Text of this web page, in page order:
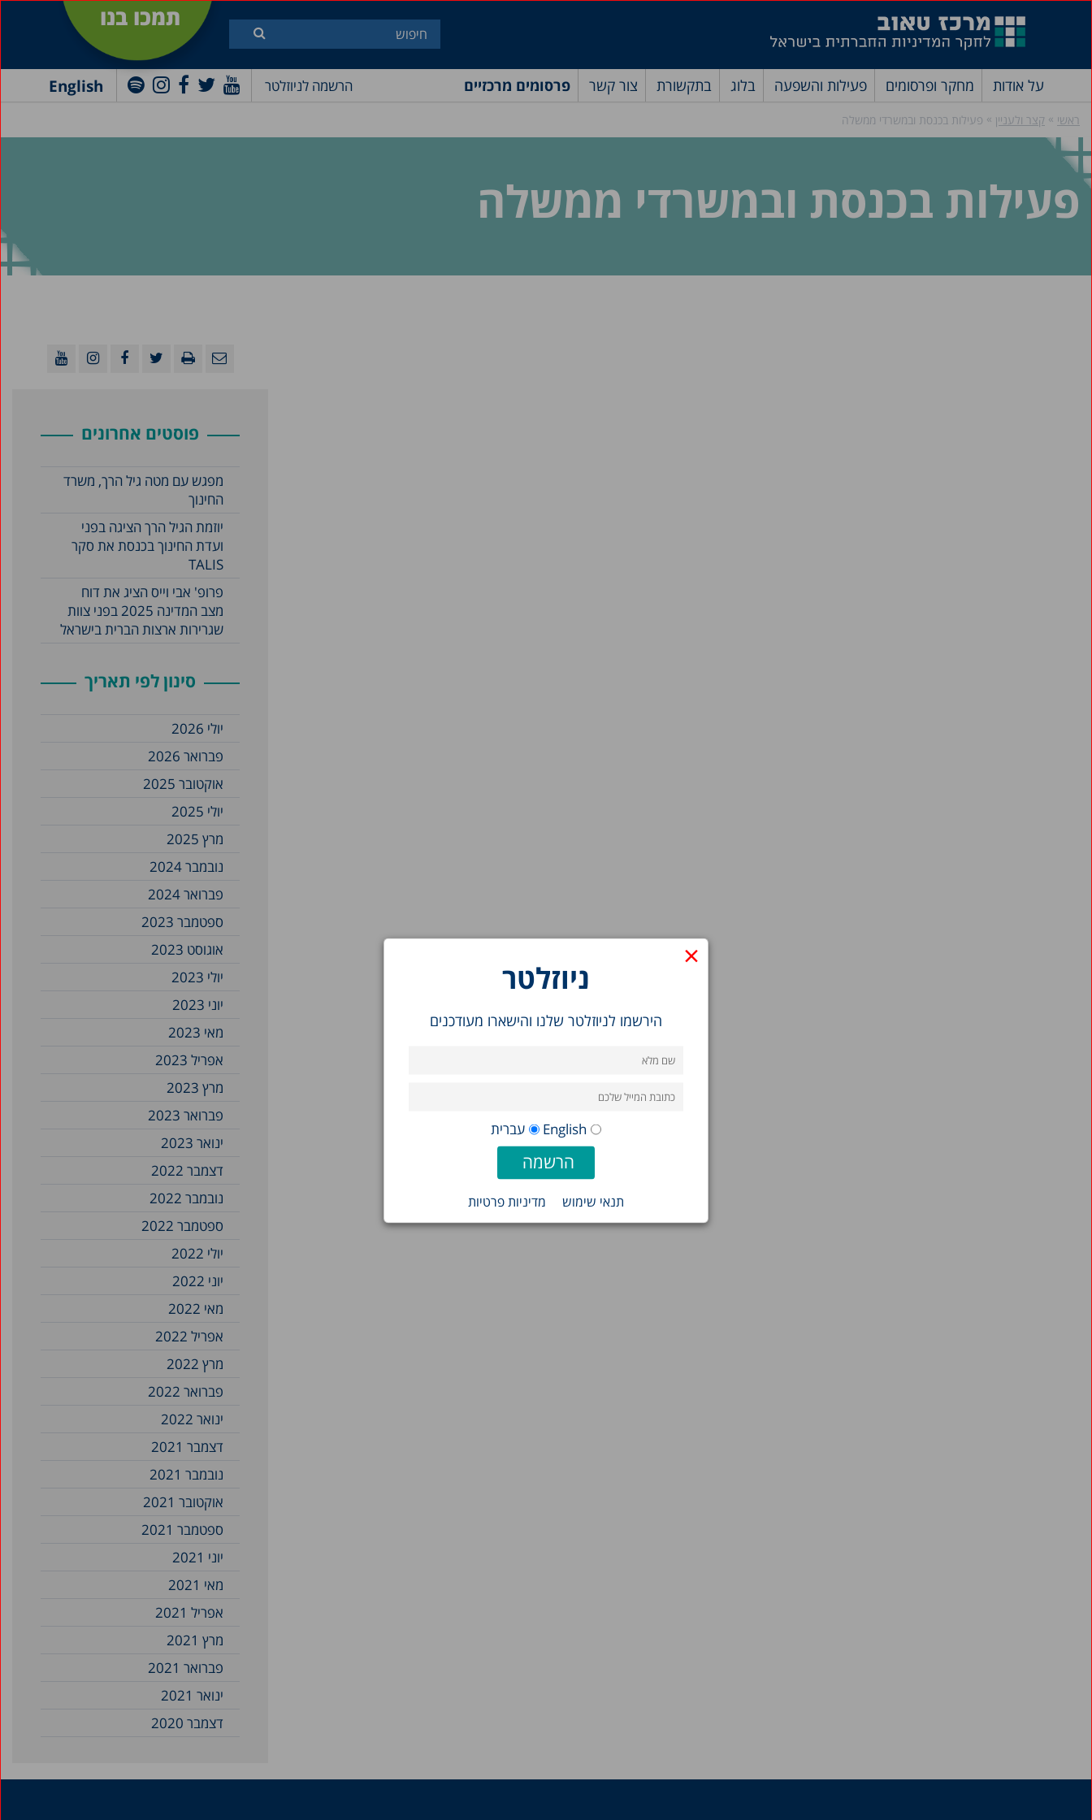
תמכו בנו
על אודות מחקר ופרסומים פעילות והשפעה בלוג בתקשורת צור קשר פרסומים מרכזיים הרשמה לניוזלטר English
×
ניוזלטר
הירשמו לניוזלטר שלנו והישארו מעודכנים
English עברית
תנאי שימוש מדיניות פרטיות
ראשי » קצר ולעניין » פעילות בכנסת ובמשרדי ממשלה
פעילות בכנסת ובמשרדי ממשלה
פוסטים אחרונים
מפגש עם מטה גיל הרך, משרד
החינוך
יוזמת הגיל הרך הציגה בפני
ועדת החינוך בכנסת את סקר
TALIS
פרופ' אבי וייס הציג את דוח
מצב המדינה 2025 בפני צוות
שגרירות ארצות הברית בישראל
סינון לפי תאריך
יולי 2026
פברואר 2026
אוקטובר 2025
יולי 2025
מרץ 2025
נובמבר 2024
פברואר 2024
ספטמבר 2023
אוגוסט 2023
יולי 2023
יוני 2023
מאי 2023
אפריל 2023
מרץ 2023
פברואר 2023
ינואר 2023
דצמבר 2022
נובמבר 2022
ספטמבר 2022
יולי 2022
יוני 2022
מאי 2022
אפריל 2022
מרץ 2022
פברואר 2022
ינואר 2022
דצמבר 2021
נובמבר 2021
אוקטובר 2021
ספטמבר 2021
יוני 2021
מאי 2021
אפריל 2021
מרץ 2021
פברואר 2021
ינואר 2021
דצמבר 2020